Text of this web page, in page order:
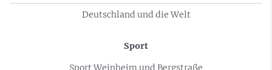
Deutschland und die Welt
Sport
Sport Weinheim und Bergstraße